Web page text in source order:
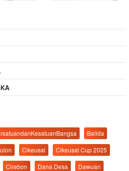
Balida
Cikeusal
Cikeusal Cup 2025
Cirebon Dana Desa
Dawuan